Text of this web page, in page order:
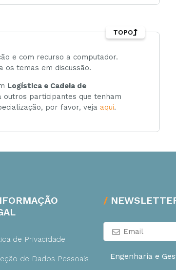
e com recurso a computador.
os temas em discussão.
Logística e Cadeia de
outros participantes que tenham
por favor, veja aqui.
TOPO
de Privacidade
de Dados Pessoais